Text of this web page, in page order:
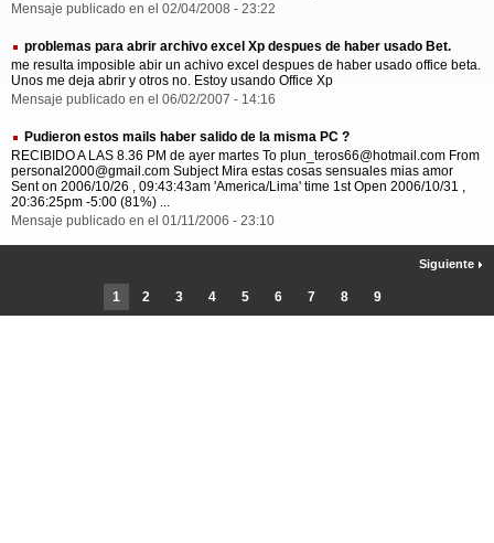
Mensaje publicado en el 02/04/2008 - 23:22
problemas para abrir archivo excel Xp despues de haber usado Bet.
me resulta imposible abir un achivo excel despues de haber usado office beta.
Unos me deja abrir y otros no. Estoy usando Office Xp
Mensaje publicado en el 06/02/2007 - 14:16
Pudieron estos mails haber salido de la misma PC ?
RECIBIDO A LAS 8.36 PM de ayer martes To plun_teros66@hotmail.com From
personal2000@gmail.com Subject Mira estas cosas sensuales mias amor
Sent on 2006/10/26 , 09:43:43am 'America/Lima' time 1st Open 2006/10/31 ,
20:36:25pm -5:00 (81%) ...
Mensaje publicado en el 01/11/2006 - 23:10
1 2 3 4 5 6 7 8 9
Siguiente